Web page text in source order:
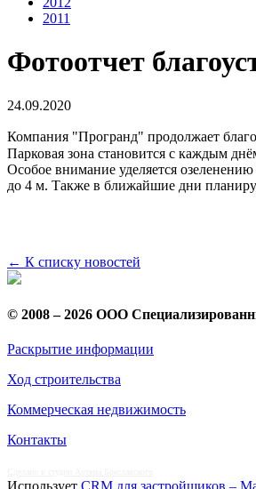
2011
Фотоотчет
24.09.2020
Компания "Програнд" продолжает
Парковая зона становится с каждым
Особое внимание уделяется
до 4 м.⁣⁣ Также в ближайшие дни
← К списку новостей
© 2008 – 2026 ООО
Раскрытие информации
Ход строительства
Коммерческая недвижимость
Контакты